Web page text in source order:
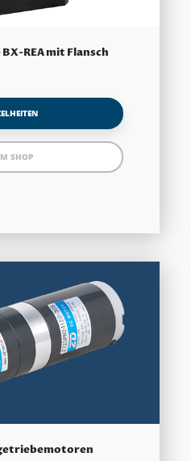
REA mit Flansch
SHOP